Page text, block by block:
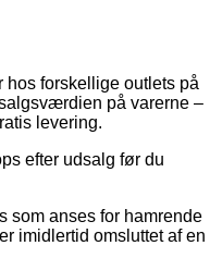
forskellige outlets på
på varerne –
levering.
efter udsalg før du
som anses for hamrende
imidlertid omsluttet af en